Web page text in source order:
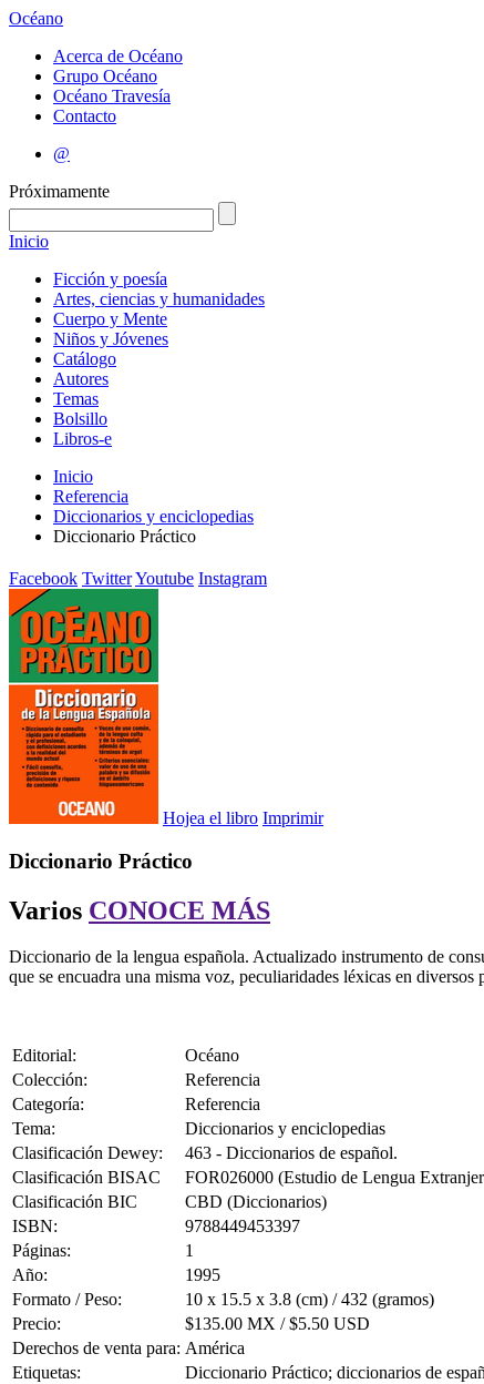
Océano
Acerca de Océano
Grupo Océano
Océano Travesía
Contacto
@
Próximamente
Inicio
Ficción y poesía
Artes, ciencias y humanidades
Cuerpo y Mente
Niños y Jóvenes
Catálogo
Autores
Temas
Bolsillo
Libros-e
Inicio
Referencia
Diccionarios y enciclopedias
Diccionario Práctico
Facebook TwitterYoutube Instagram
Hojea el libro Imprimir
Diccionario Práctico
Varios CONOCE MÁS
Diccionario de la lengua española. Actualizado instrumento de
que se encuadra una misma voz, peculiaridades léxicas en diversos
Editorial:
Océano
Colección:
Referencia
Categoría:
Referencia
Tema:
Diccionarios y enciclopedias
Clasificación Dewey:
463 - Diccionarios de español.
Clasificación BISAC
FOR026000 (Estudio de Lengua
Clasificación BIC
CBD (Diccionarios)
ISBN:
9788449453397
Páginas:
1
Año:
1995
Formato / Peso:
10 x 15.5 x 3.8 (cm) / 432 (gramos)
Precio:
$135.00 MX / $5.50 USD
Derechos de venta para: América
Etiquetas:
Diccionario Práctico; diccionarios de